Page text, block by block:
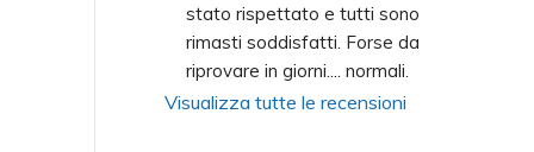
stato rispettato e tutti sono
rimasti soddisfatti. Forse da
riprovare in giorni.... normali.
Visualizza tutte le recensioni